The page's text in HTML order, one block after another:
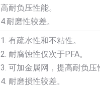
高耐负压性能。
4.耐磨性较差。
1. 有疏水性和不粘性。
2. 耐腐蚀性仅次于PFA。
3. 可加金属网，提高耐负压
4. 耐磨损性较差。